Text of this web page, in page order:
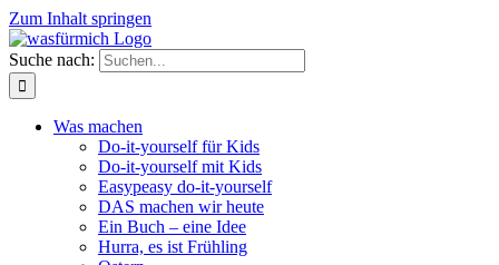
Zum Inhalt springen
Suche nach:
Was machen
Do-it-yourself für Kids
Do-it-yourself mit Kids
Easypeasy do-it-yourself
DAS machen wir heute
Ein Buch – eine Idee
Hurra, es ist Frühling